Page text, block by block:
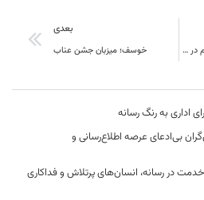
طرح مطالعاتی مزار انجیری روم در شهرستان قائنات آغاز شد
بعدی
خوسف؛ میزبان جشن عناب
اداری به رنگ رسانه
بی‌ادعای عرصه اطلاع‌رسانی و
خدمت در رسانه، انسان‌های پرتلاش و فداکاری